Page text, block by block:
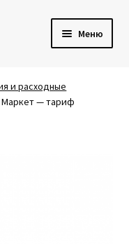
Меню
и расходные
Маркет — тариф